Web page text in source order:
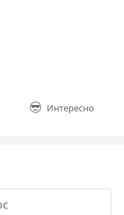
Интересно